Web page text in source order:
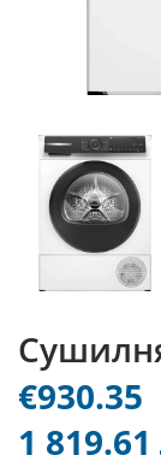
€930.35
1